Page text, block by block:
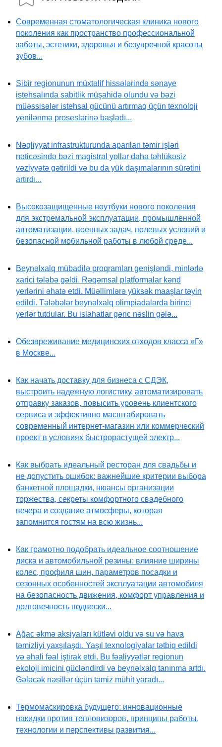
Современная стоматологическая клиника нового
поколения как пространство профессиональной
заботы, эстетики, здоровья и безупречной красоты
зубов...
Sibir regionunun müxtəlif hissələrində sənaye
istehsalında sabitlik müşahidə olundu və bəzi
müəssisələr istehsal gücünü artırmaq üçün texnoloji
yenilənmə proseslərinə başladı...
Nəqliyyat infrastrukturunda aparılan təmir işləri
nəticəsində bəzi magistral yollar daha təhlükəsiz
vəziyyətə gətirildi və bu da yük daşımalarının sürətini
artırdı...
Высокозащищенные ноутбуки нового поколения
для экстремальной эксплуатации, промышленной
автоматизации, военных задач, полевых условий и
безопасной мобильной работы в любой среде...
Beynəlxalq mübadilə proqramları genişləndi, minlərlə
xarici tələbə gəldi. Rəqəmsal platformalar kənd
yerlərini əhatə etdi. Müəllimlərə yüksək maaşlar təyin
edildi. Tələbələr beynəlxalq olimpiadalarda birinci
yerlər tutdular. Bu islahatlar gənc nəslin gələ...
Обезвреживание медицинских отходов класса «Г»
в Москве...
Как начать доставку для бизнеса с СДЭК,
выстроить надежную логистику, автоматизировать
отправку заказов, повысить уровень клиентского
сервиса и эффективно масштабировать
современный интернет-магазин или коммерческий
проект в условиях быстрорастущей электр...
Как выбрать идеальный ресторан для свадьбы и
не допустить ошибок: важнейшие критерии выбора
банкетной площадки, нюансы организации
торжества, секреты комфортного свадебного
вечера и создание атмосферы, которая
запомнится гостям на всю жизнь...
Как грамотно подобрать идеальное соотношение
диска и автомобильной резины: влияние ширины
колес, профиля шин, параметров посадки и
сезонных особенностей эксплуатации автомобиля
на безопасность движения, комфорт управления и
долговечность подвески...
Ağac əkmə aksiyaları kütləvi oldu və su və hava
təmizliyi yaxşılaşdı. Yaşıl texnologiyalar tətbiq edildi
və əhali fəal iştirak etdi. Bu fəaliyyətlər regionun
ekoloji imicini gücləndirdi və beynəlxalq tanınma artdı.
Gələcək nəsillər üçün təmiz mühit yaradı...
Термомаскировка будущего: инновационные
накидки против тепловизоров, принципы работы,
технологии и перспективы развития...